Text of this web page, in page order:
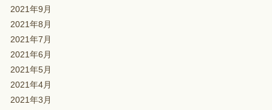
2021年9月
2021年8月
2021年7月
2021年6月
2021年5月
2021年4月
2021年3月